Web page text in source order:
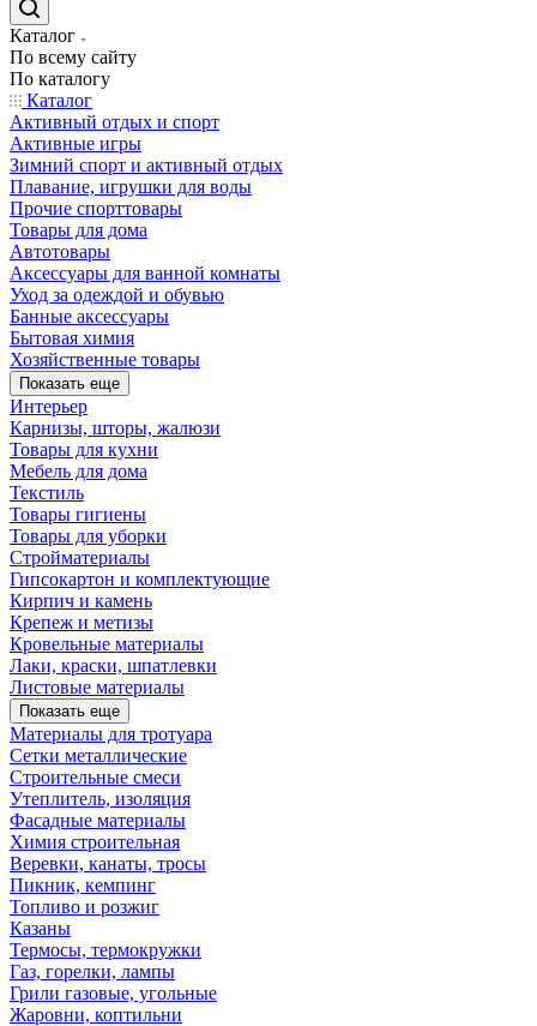
Каталог
По всему сайту
По каталогу
Каталог
Активный отдых и спорт
Активные игры
Зимний спорт и активный отдых
Плавание, игрушки для воды
Прочие спорттовары
Товары для дома
Автотовары
Аксессуары для ванной комнаты
Уход за одеждой и обувью
Банные аксессуары
Бытовая химия
Хозяйственные товары
Показать еще
Интерьер
Карнизы, шторы, жалюзи
Товары для кухни
Мебель для дома
Текстиль
Товары гигиены
Товары для уборки
Стройматериалы
Гипсокартон и комплектующие
Кирпич и камень
Крепеж и метизы
Кровельные материалы
Лаки, краски, шпатлевки
Листовые материалы
Показать еще
Материалы для тротуара
Сетки металлические
Строительные смеси
Утеплитель, изоляция
Фасадные материалы
Химия строительная
Веревки, канаты, тросы
Пикник, кемпинг
Топливо и розжиг
Казаны
Термосы, термокружки
Газ, горелки, лампы
Грили газовые, угольные
Жаровни, коптильни